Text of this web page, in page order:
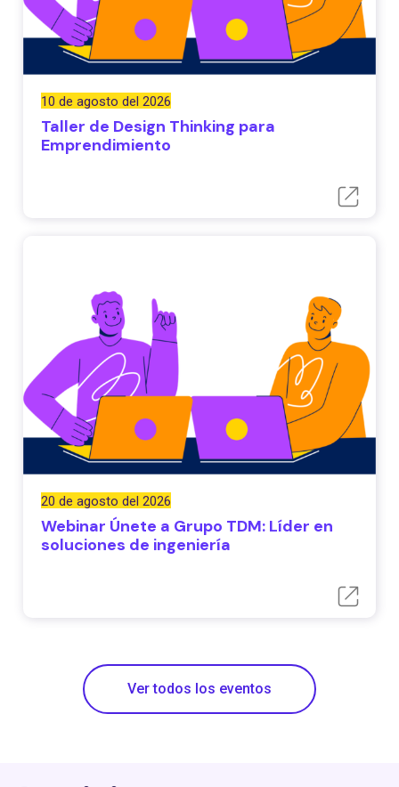
10 de agosto del 2026
Taller de Design Thinking para
Emprendimiento
20 de agosto del 2026
Webinar Únete a Grupo TDM: Líder en
soluciones de ingeniería
Ver todos los eventos